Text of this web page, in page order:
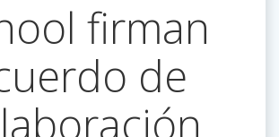
firman
de